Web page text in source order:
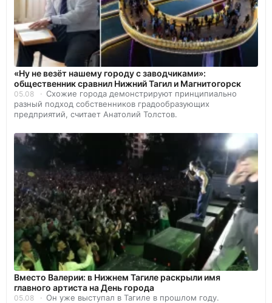
«Ну не везёт нашему городу с заводчиками»:
общественник сравнил Нижний Тагил и Магнитогорск
05.08
Схожие города демонстрируют принципиально
разный подход собственников градообразующих
предприятий, считает Анатолий Толстов.
Вместо Валерии: в Нижнем Тагиле раскрыли имя
главного артиста на День города
05.08 Он уже выступал в Тагиле в прошлом году.